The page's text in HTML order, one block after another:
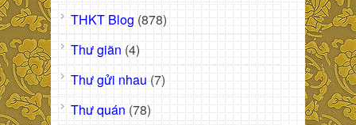
THKT Blog (878)
Thư giãn (4)
Thư gửi nhau (7)
Thư quán (78)